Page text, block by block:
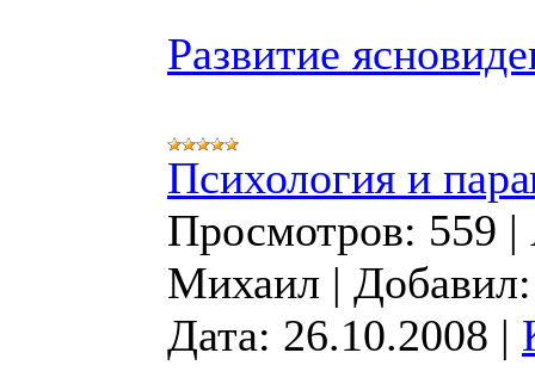
Развитие
Психология и
Просмотров: 559 |
Михаил | Добавил:
Дата: 26.10.2008 |